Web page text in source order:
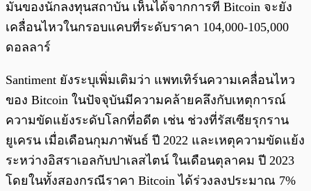
มั่นของนักลงทุนสถาบัน เห็นได้จากการที่ Bitcoin จะยัง
เคลื่อนไหวในกรอบแคบที่ระดับราคา 104,000-105,000
ดอลลาร์
Santiment ยังระบุเพิ่มเติมว่า แพทเทิร์นความเคลื่อนไหว
ของ Bitcoin ในปัจจุบันมีความคล้ายคลึงกับเหตุการณ์
ความขัดแย้งระดับโลกที่อดีต เช่น ช่วงที่รัสเซียรุกราน
ยูเครน เมื่อเดือนกุมภาพันธ์ ปี 2022 และเหตุความขัดแย้ง
ระหว่างอิสราเอลกับปาเลสไตน์ ในเดือนตุลาคม ปี 2023
โดยในทั้งสองกรณีราคา Bitcoin ได้ร่วงลงประมาณ 7%